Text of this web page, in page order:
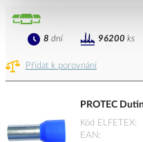
Přidat k porovnání
8 dní 96200 ks
PROTEC
Kód ELFETEX
EAN